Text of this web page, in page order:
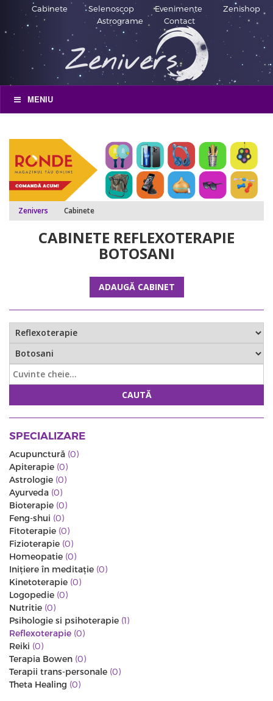
Cabinete Selenoscop Evenimente
Zenishop
Astrograme
Contact
MENIU
Zenivers Cabinete
CABINETE REFLEXOTERAPIE
BOTOSANI
ADAUGĂ CABINET
CAUTĂ
SPECIALIZARE
Acupunctură (0)
Apiterapie (0)
Astrologie (0)
Ayurveda (0)
Bioterapie (0)
Feng-shui (0)
Fitoterapie (0)
Fizioterapie (0)
Homeopatie (0)
Iniţiere în meditaţie (0)
Kinetoterapie (0)
Logopedie (0)
Nutritie (0)
Psihologie si psihoterapie (1)
Reflexoterapie (0)
Reiki (0)
Terapia Bowen (0)
Terapii trans-personale (0)
Theta Healing (0)